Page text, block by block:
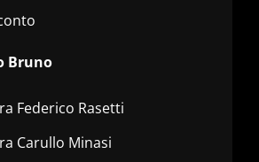
Bruno
Federico Rasetti
Carullo Minasi